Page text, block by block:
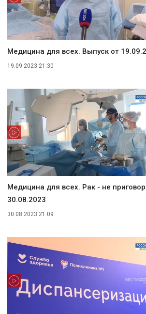
Медицина для всех. Выпуск от
19.09.2023 21:30
Медицина для всех. Рак - не
30.08.2023
30.08.2023 21:09